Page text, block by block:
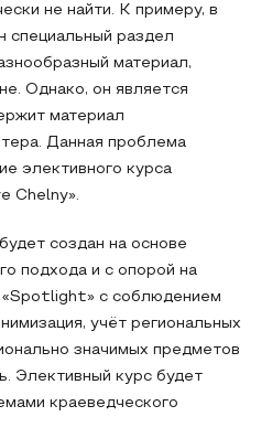
не найти. К примеру, в
раздел
материал,
Однако, он является
материал
Данная проблема
элективного курса
Chelny».
создан на основе
подхода и с опорой на
«Spotlight» с соблюдением
учёт региональных
значимых предметов
Элективный курс будет
краеведческого